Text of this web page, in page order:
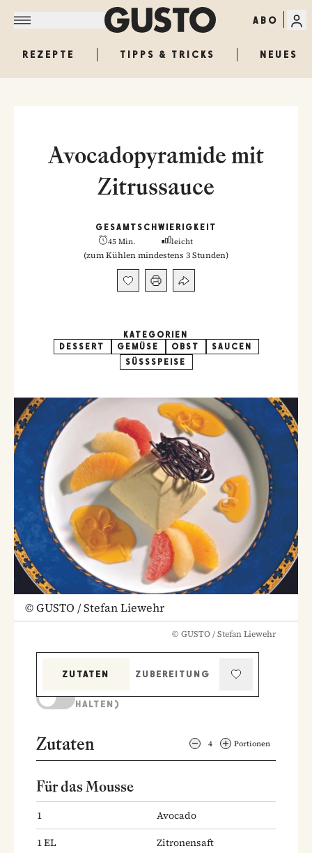
ABO
REZEPTE TIPPS & TRICKS NEUES
Avocadopyramide mit
Zitrussauce
GESAMT
45 Min.
SCHWIERIGKEIT
leicht
(zum Kühlen mindestens 3 Stunden)
KATEGORIEN
DESSERT
GEMÜSE OBST
SAUCEN
SÜSSSPEISE
©GUSTO / Stefan Liewehr
© GUSTO / Stefan Liewehr
ZUTATEN
ZUBEREITUNG
HALTEN)
Zutaten 4 Portionen
Für das Mousse
1
Avocado
1EL
Zitronensaft